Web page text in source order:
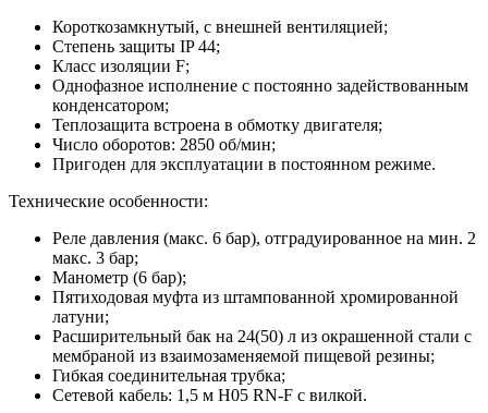
Короткозамкнутый, с внешней вентиляцией;
Степень защиты IP 44;
Класс изоляции F;
Однофазное исполнение с постоянно задействованным
конденсатором;
Теплозащита встроена в обмотку двигателя;
Число оборотов: 2850 об/мин;
Пригоден для эксплуатации в постоянном режиме.
Технические особенности:
Реле давления (макс. 6 бар), отградуированное на мин. 2
макс. 3 бар;
Манометр (6 бар);
Пятиходовая муфта из штампованной хромированной
латуни;
Расширительный бак на 24(50) л из окрашенной стали с
мембраной из взаимозаменяемой пищевой резины;
Гибкая соединительная трубка;
Сетевой кабель: 1,5 м Н05 RN-F с вилкой.